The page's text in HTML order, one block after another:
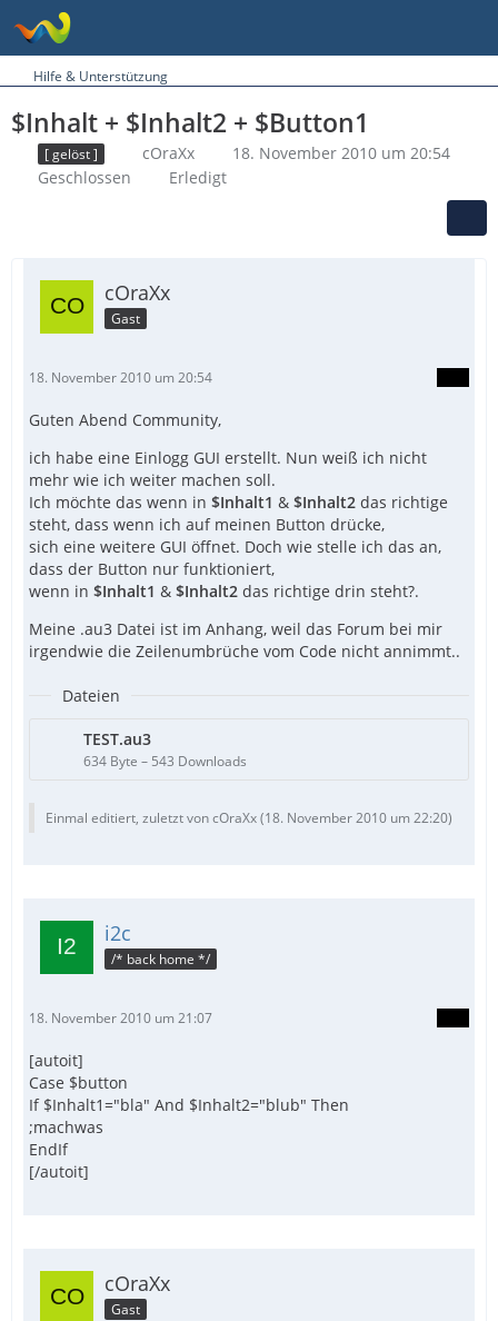
Hilfe & Unterstützung
$Inhalt + $Inhalt2 + $Button1
[ gelöst ] cOraXx
18. November 2010 um 20:54
Geschlossen
Erledigt
cOraXx
Gast
18. November 2010 um 20:54
Guten Abend Community,
ich habe eine Einlogg GUI erstellt. Nun weiß ich nicht
mehr wie ich weiter machen soll.
Ich möchte das wenn in $Inhalt1 & $Inhalt2 das richtige
steht, dass wenn ich auf meinen Button drücke,
sich eine weitere GUI öffnet. Doch wie stelle ich das an,
dass der Button nur funktioniert,
wenn in $Inhalt1 & $Inhalt2 das richtige drin steht?.
Meine .au3 Datei ist im Anhang, weil das Forum bei mir
irgendwie die Zeilenumbrüche vom Code nicht annimmt..
Dateien
TEST.au3
634 Byte – 543 Downloads
Einmal editiert, zuletzt von cOraXx (18. November 2010 um 22:20)
i2c
/* back home */
18. November 2010 um 21:07
[autoit]
Case $button
If $Inhalt1="bla" And $Inhalt2="blub" Then
;machwas
EndIf
[/autoit]
cOraXx
Gast